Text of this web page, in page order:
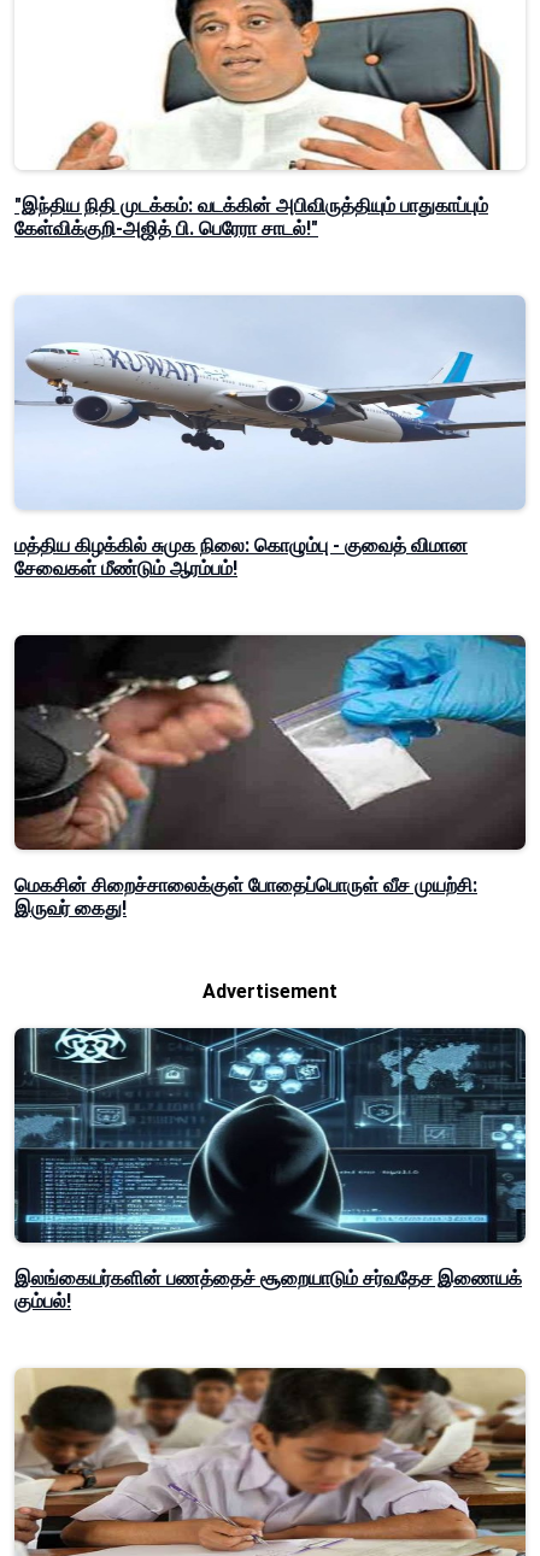
"இந்திய நிதி முடக்கம்: வடக்கின் அபிவிருத்தியும் பாதுகாப்பும்
கேள்விக்குறி-அஜித் பி. பெரேரா சாடல்!"
மத்திய கிழக்கில் சுமுக நிலை: கொழும்பு - குவைத் விமான
சேவைகள் மீண்டும் ஆரம்பம்!
மெகசின் சிறைச்சாலைக்குள் போதைப்பொருள் வீச முயற்சி:
இருவர் கைது!
Advertisement
இலங்கையர்களின் பணத்தைச் சூறையாடும் சர்வதேச இணையக்
கும்பல்!